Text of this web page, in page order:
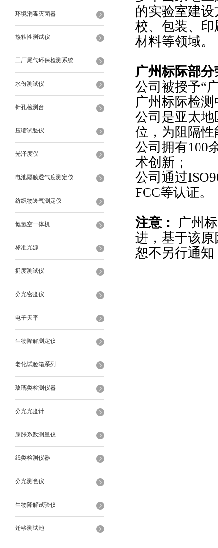
环境消毒灭菌器
热粘性测试仪
工厂尾气环保检测系统
水份测试仪
针孔检测台
压缩试验仪
光泽度仪
电池隔膜透气度测定仪
纺织物透气测定仪
氮氢空一体机
标准光源
挺度测试仪
分光密度仪
电子天平
生物降解测定仪
老化试验箱系列
玻璃类检测仪器
分光光度计
膨胀系数测量仪
纸类检测仪器
分光测色仪
生物降解试验仪
迁移测试池
的实验室建
校、包装、
材料等领域。
广州标际部
公司被授予“
广州标际检
公司是亚太
位，为阻隔
公司拥有100
术创新；
公司通过
FCC等认证。
注意：
广州
进，基于该
恕不另行通